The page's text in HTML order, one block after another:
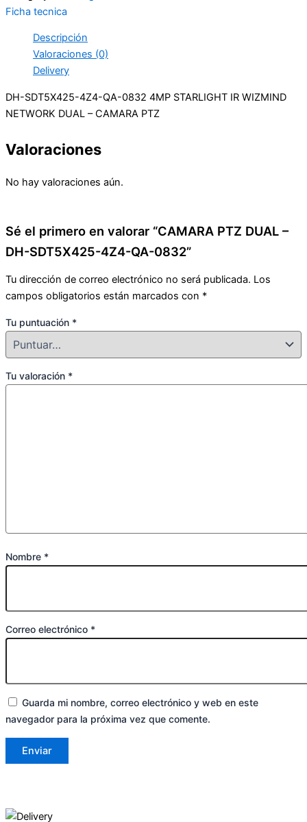
Ficha tecnica
Descripción
Valoraciones (0)
Delivery
DH-SDT5X425-4Z4-QA-0832 4MP STARLIGHT IR WIZMIND
NETWORK DUAL – CAMARA PTZ
Valoraciones
No hay valoraciones aún.
Sé el primero en valorar “CAMARA PTZ DUAL –
DH-SDT5X425-4Z4-QA-0832”
Tu dirección de correo electrónico no será publicada. Los
campos obligatorios están marcados con *
Tu puntuación *
Tu valoración *
Nombre *
Correo electrónico *
Guarda mi nombre, correo electrónico y web en este
navegador para la próxima vez que comente.